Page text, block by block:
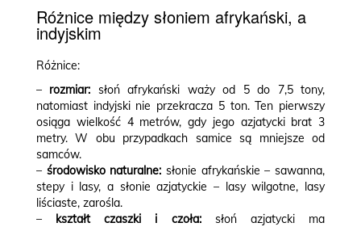
Różnice między słoniem afrykański, a
indyjskim
Różnice:
– rozmiar: słoń afrykański waży od 5 do 7,5 tony,
natomiast indyjski nie przekracza 5 ton. Ten pierwszy
osiąga wielkość 4 metrów, gdy jego azjatycki brat 3
metry. W obu przypadkach samice są mniejsze od
samców.
– środowisko naturalne: słonie afrykańskie – sawanna,
stepy i lasy, a słonie azjatyckie – lasy wilgotne, lasy
liściaste, zarośla.
– kształt czaszki i czoła:słoń azjatycki ma